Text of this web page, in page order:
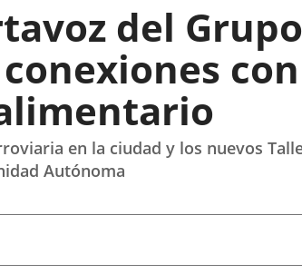
pop-
window.
del
en la ciudad y los nuevos
Autónoma